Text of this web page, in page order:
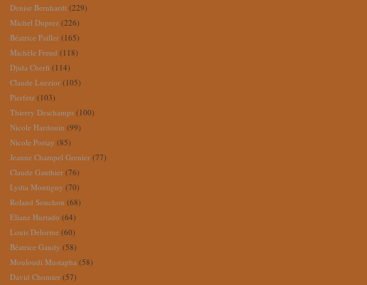
Denise Bernhardt (229)
Michel Duprez (226)
Béatrice Pailler (165)
Michèle Freud (118)
Djida Cherfi (114)
Claude Luezior (105)
Pierfetz (103)
Thierry Deschamps (100)
Nicole Hardouin (99)
Nicole Portay (85)
Jeanne Champel Grenier (77)
Claude Gauthier (76)
Lydia Montigny (70)
Roland Souchon (68)
Eliane Hurtado (64)
Louis Delorme (60)
Béatrice Gaudy (58)
Mouloudi Mustapha (58)
David Chomier (57)